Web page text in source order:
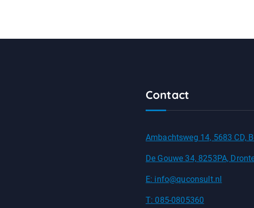
Contact
Ambachtsweg 14, 5683 CD,
De Gouwe 34, 8253PA,
E: info@quconsult.nl
T: 085-0805360